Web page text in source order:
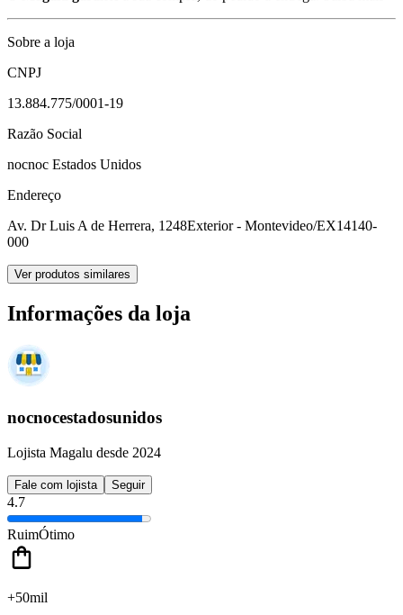
Sobre a loja
CNPJ
13.884.775/0001-19
Razão Social
nocnoc Estados Unidos
Endereço
Av. Dr Luis A de Herrera, 1248Exterior - Montevideo/EX14140-
000
Ver produtos similares
Informações da loja
nocnocestadosunidos
Lojista Magalu desde 2024
Fale com lojista Seguir
4.7
RuimÓtimo
+50mil